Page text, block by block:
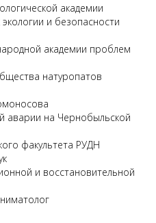
академии
и безопасности
академии проблем
натуропатов
аварии на Чернобыльской
факультета РУДН
и восстановительной